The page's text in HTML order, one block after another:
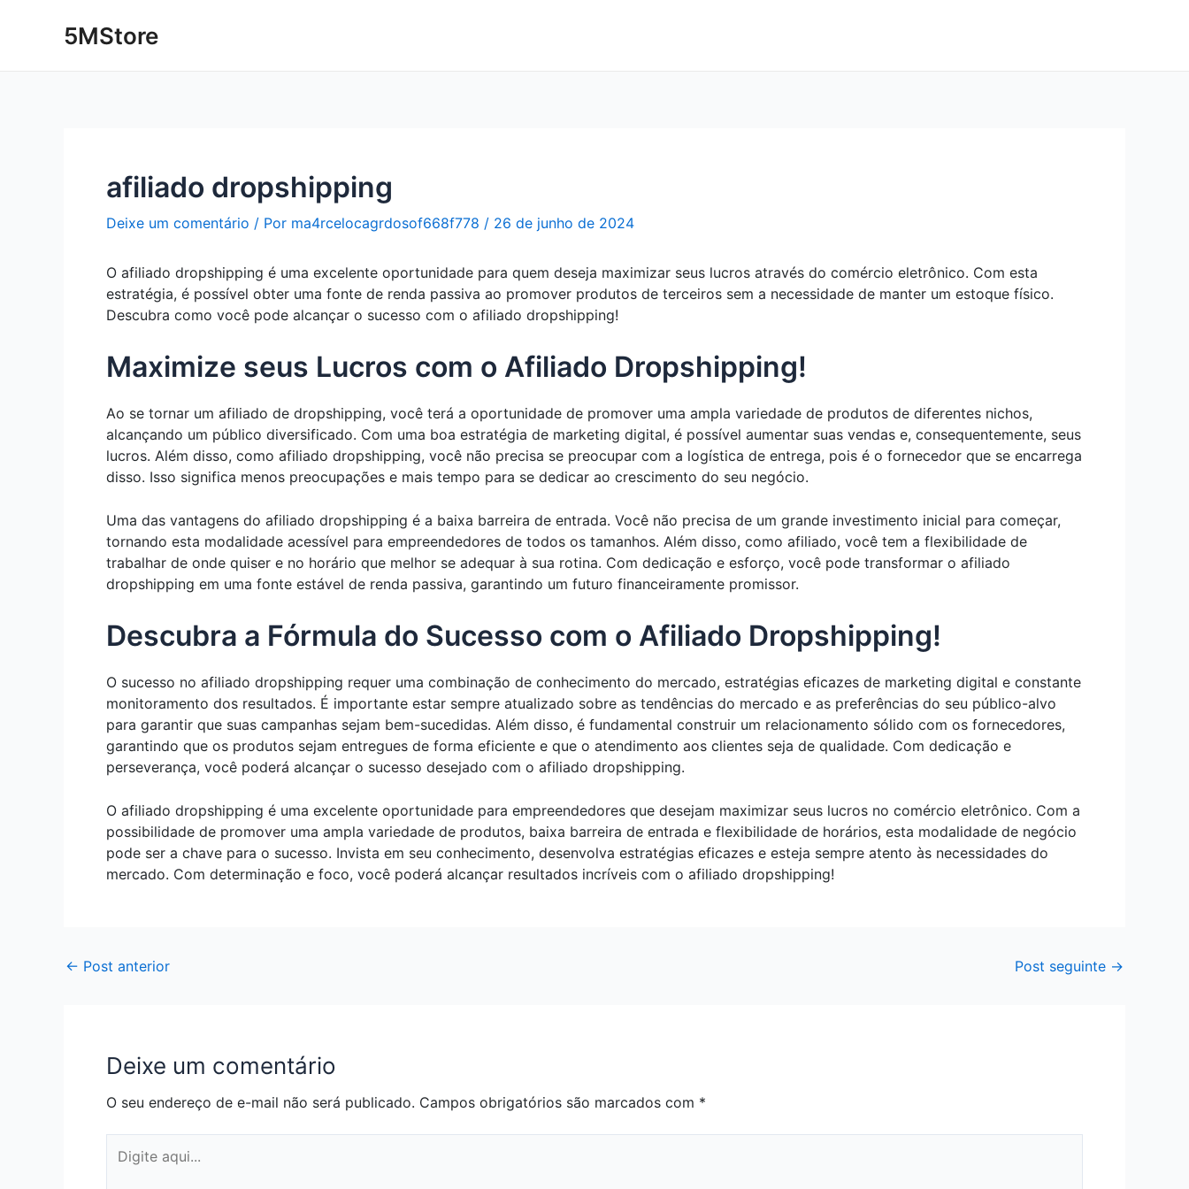
5MStore
afiliado dropshipping
Deixe um comentário / Por ma4rcelocagrdosof668f778 / 26 de junho de 2024
O afiliado dropshipping é uma excelente oportunidade para quem deseja maximizar seus lucros através do comércio eletrônico. Com esta
estratégia, é possível obter uma fonte de renda passiva ao promover produtos de terceiros sem a necessidade de manter um estoque físico.
Descubra como você pode alcançar o sucesso com o afiliado dropshipping!
Maximize seus Lucros com o Afiliado Dropshipping!
Ao se tornar um afiliado de dropshipping, você terá a oportunidade de promover uma ampla variedade de produtos de diferentes nichos,
alcançando um público diversificado. Com uma boa estratégia de marketing digital, é possível aumentar suas vendas e, consequentemente, seus
lucros. Além disso, como afiliado dropshipping, você não precisa se preocupar com a logística de entrega, pois é o fornecedor que se encarrega
disso. Isso significa menos preocupações e mais tempo para se dedicar ao crescimento do seu negócio.
Uma das vantagens do afiliado dropshipping é a baixa barreira de entrada. Você não precisa de um grande investimento inicial para começar,
tornando esta modalidade acessível para empreendedores de todos os tamanhos. Além disso, como afiliado, você tem a flexibilidade de
trabalhar de onde quiser e no horário que melhor se adequar à sua rotina. Com dedicação e esforço, você pode transformar o afiliado
dropshipping em uma fonte estável de renda passiva, garantindo um futuro financeiramente promissor.
Descubra a Fórmula do Sucesso com o Afiliado Dropshipping!
O sucesso no afiliado dropshipping requer uma combinação de conhecimento do mercado, estratégias eficazes de marketing digital e constante
monitoramento dos resultados. É importante estar sempre atualizado sobre as tendências do mercado e as preferências do seu público-alvo
para garantir que suas campanhas sejam bem-sucedidas. Além disso, é fundamental construir um relacionamento sólido com os fornecedores,
garantindo que os produtos sejam entregues de forma eficiente e que o atendimento aos clientes seja de qualidade. Com dedicação e
perseverança, você poderá alcançar o sucesso desejado com o afiliado dropshipping.
O afiliado dropshipping é uma excelente oportunidade para empreendedores que desejam maximizar seus lucros no comércio eletrônico. Com a
possibilidade de promover uma ampla variedade de produtos, baixa barreira de entrada e flexibilidade de horários, esta modalidade de negócio
pode ser a chave para o sucesso. Invista em seu conhecimento, desenvolva estratégias eficazes e esteja sempre atento às necessidades do
mercado. Com determinação e foco, você poderá alcançar resultados incríveis com o afiliado dropshipping!
navigation
← Post anterior Post seguinte →
Deixe um comentário
O seu endereço de e-mail não será publicado. Campos obrigatórios são marcados com *
aqui...